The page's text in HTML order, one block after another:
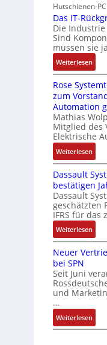
s
c
h
i
n
e
-
u
n
d
A
n
l
a
g
e
n
b
a
u
:
o
s
i
t
i
v
S
t
r
u
k
t
u
r
s
2
0
3
6
f
e
h
l
e
n
4
,
3
M
i
l
l
i
o
n
e
A
r
b
i
t
Hutschienen-
Das IT-
Die
Sind
müssen sie
Weiterlesen:
D
a
s
I
T
-
R
ü
c
k
g
r
a
t
d
e
r
a
b
k
Rose
zum
Automation
Mathias
Mitglied des
Elektrische
Weiterlesen:
R
o
s
e
S
y
s
t
e
t
e
h
n
Dassault
bestätigen
Dassault
geschätzten
IFRS für das
Weiterlesen:
D
a
s
a
u
l
t
S
Neuer
bei SPN
Seit Juni
und
…
Weiterlesen:
N